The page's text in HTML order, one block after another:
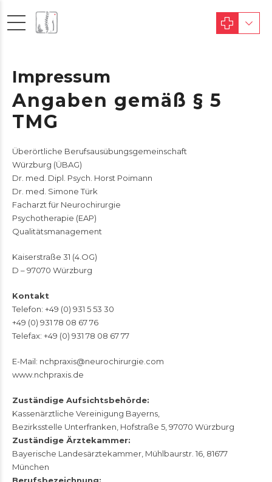
Impressum
Angaben gemäß § 5
TMG
Überörtliche Berufsausübungsgemeinschaft
Würzburg (ÜBAG)
Dr. med. Dipl. Psych. Horst Poimann
Dr. med. Simone Türk
Facharzt für Neurochirurgie
Psychotherapie (EAP)
Qualitätsmanagement
Kaiserstraße 31 (4.OG)
D – 97070 Würzburg
Kontakt
Telefon: +49 (0) 931 5 53 30
+49 (0) 931 78 08 67 76
Telefax: +49 (0) 931 78 08 67 77
E-Mail: nchpraxis@neurochirurgie.com
www.nchpraxis.de
Zuständige Aufsichtsbehörde:
Kassenärztliche Vereinigung Bayerns,
Bezirksstelle Unterfranken, Hofstraße 5, 97070 Würzburg
Zuständige Ärztekammer:
Bayerische Landesärztekammer, Mühlbaurstr. 16, 81677
München